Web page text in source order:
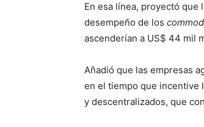
En esa línea, proyectó que
desempeño de los
ascenderían a US$ 44 mil
Añadió que las empresas
en el tiempo que incentive
y descentralizados, que